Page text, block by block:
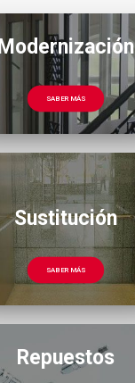
Modernización
SABER MÁS
Sustitución
SABER MÁS
Repuestos